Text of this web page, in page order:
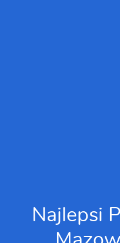
Najlepsi